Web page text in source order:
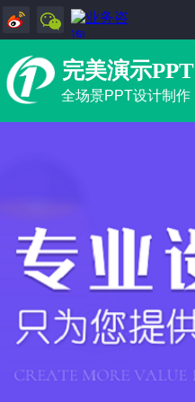
完美演示PPT
全场景PPT设计制作